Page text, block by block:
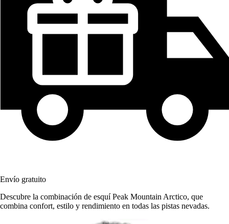
Envío gratuito
Descubre la combinación de esquí Peak Mountain Arctico, que
combina confort, estilo y rendimiento en todas las pistas nevadas.